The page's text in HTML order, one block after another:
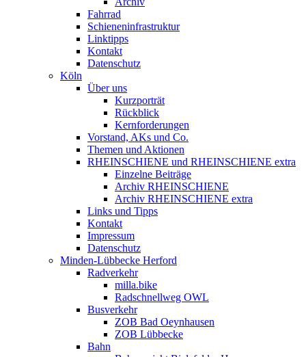
Fahrrad
Schieneninfrastruktur
Linktipps
Kontakt
Datenschutz
Köln
Über uns
Kurzporträt
Rückblick
Kernforderungen
Vorstand, AKs und Co.
Themen und Aktionen
RHEINSCHIENE und RHEINSCHIENE extra
Einzelne Beiträge
Archiv RHEINSCHIENE
Archiv RHEINSCHIENE extra
Links und Tipps
Kontakt
Impressum
Datenschutz
Minden-Lübbecke Herford
Radverkehr
milla.bike
Radschnellweg OWL
Busverkehr
ZOB Bad Oeynhausen
ZOB Lübbecke
Bahn